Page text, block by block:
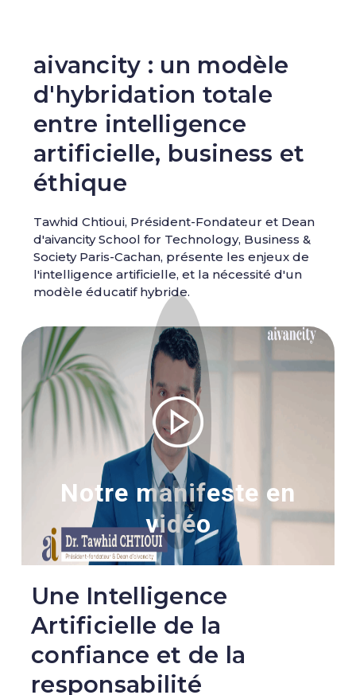
aivancity : un modèle
d'hybridation totale
entre intelligence
artificielle, business et
éthique
Tawhid Chtioui, Président-Fondateur et Dean
d'aivancity School for Technology, Business &
Society Paris-Cachan, présente les enjeux de
l'intelligence artificielle, et la nécessité d'un
modèle éducatif hybride.
Notre manifeste en
vidéo
Une Intelligence
Artificielle de la
confiance et de la
responsabilité